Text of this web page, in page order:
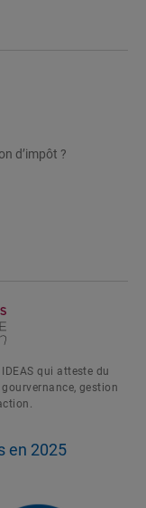
d’impôt ?
qui atteste du
gestion
en 2025